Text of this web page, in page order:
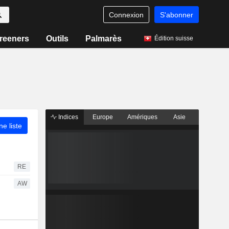
Connexion S'abonner
Outils Palmarès Édition suisse
liste
RE
AW
Indices Europe Amériques Asie